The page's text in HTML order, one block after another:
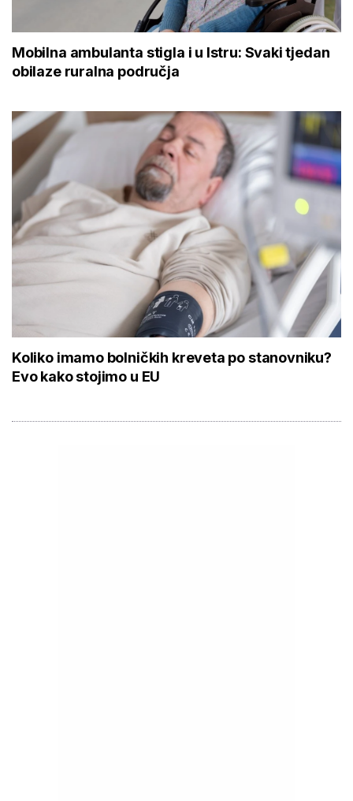
Mobilna ambulanta stigla i u Istru: Svaki tjedan
obilaze ruralna područja
Koliko imamo bolničkih kreveta po stanovniku?
Evo kako stojimo u EU